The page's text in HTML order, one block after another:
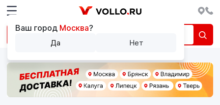
Ваш город Москва?
Да Нет